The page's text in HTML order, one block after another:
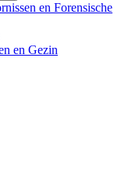
en Forensische
en Gezin